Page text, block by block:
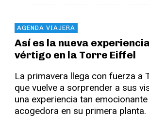
AGENDA VIAJERA
Así es la nueva
vértigo en la Torre Eiffel
La primavera llega con fuerza a
que vuelve a sorprender a sus
una experiencia tan
acogedora en su primera planta.